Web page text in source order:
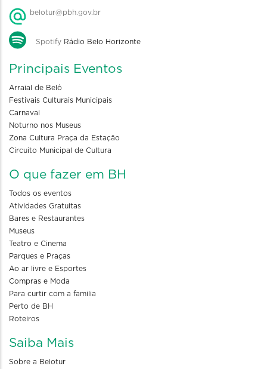
belotur@pbh.gov.br
Spotify Rádio Belo Horizonte
Principais Eventos
Arraial de Belô
Festivais Culturais Municipais
Carnaval
Noturno nos Museus
Zona Cultura Praça da Estação
Circuito Municipal de Cultura
O que fazer em BH
Todos os eventos
Atividades Gratuitas
Bares e Restaurantes
Museus
Teatro e Cinema
Parques e Praças
Ao ar livre e Esportes
Compras e Moda
Para curtir com a familia
Perto de BH
Roteiros
Saiba Mais
Sobre a Belotur